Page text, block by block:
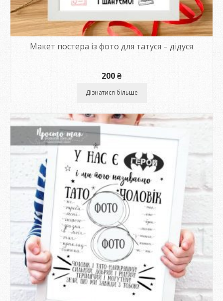
Макет постера із фото для татуся – дідуся
200₴
Дізнатися більше